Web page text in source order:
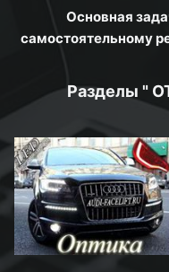
Основная
самостоятельному
Разделы "